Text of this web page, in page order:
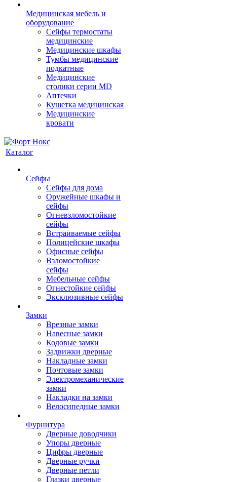
Медицинская мебель и
оборудование
Сейфы термостаты
медицинские
Медицинские шкафы
Тумбы медицинские
подкатные
Медицинские
столики серии MD
Аптечки
Кушетка медицинская
Медицинские
кровати
Каталог
Сейфы
Сейфы для дома
Оружейные шкафы и
сейфы
Огневзломостойкие
сейфы
Встраиваемые сейфы
Полицейские шкафы
Офисные сейфы
Взломостойкие
сейфы
Мебельные сейфы
Огнестойкие сейфы
Эксклюзивные сейфы
Замки
Врезные замки
Навесные замки
Кодовые замки
Задвижки дверные
Накладные замки
Почтовые замки
Электромеханические
замки
Накладки на замки
Велосипедные замки
Фурнитура
Дверные доводчики
Упоры дверные
Цифры дверные
Дверные ручки
Дверные петли
Глазки дверные